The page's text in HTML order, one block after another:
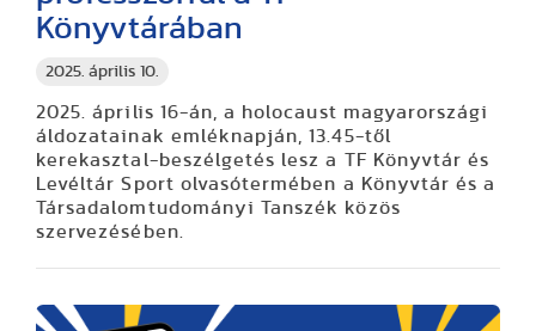
2025. április 10.
Könyvtárában
2025. április 16-án, a holocaust magyarországi
áldozatainak emléknapján, 13.45-től
kerekasztal-beszélgetés lesz a TF Könyvtár és
Levéltár Sport olvasótermében a Könyvtár és a
Társadalomtudományi Tanszék közös
szervezésében.